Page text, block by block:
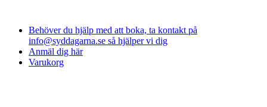
Behöver du hjälp med att boka, ta kontakt på
info@syddagarna.se så hjälper vi dig
Anmäl dig här
Varukorg